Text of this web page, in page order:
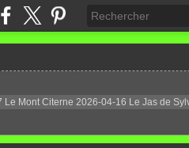
Le Mont Citerne 2026-04-16 Le Jas de